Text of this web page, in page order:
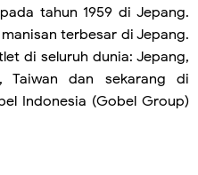
tahun 1959 di Jepang.
terbesar di Jepang.
di seluruh dunia: Jepang,
Taiwan dan sekarang di
Indonesia (Gobel Group)